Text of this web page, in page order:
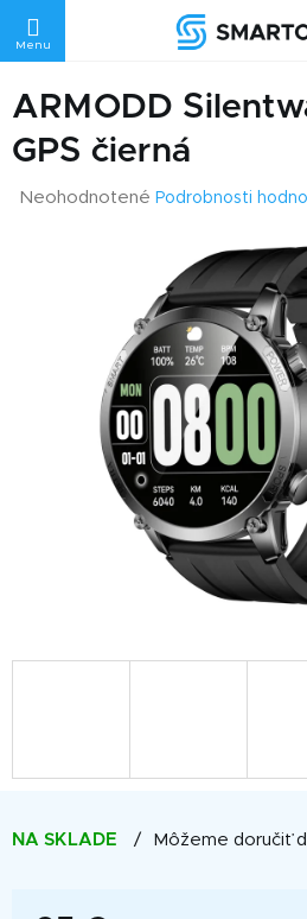
ARMODD
GPS čierná
Priemerné
Neohodnotené Podrobnosti
NA SKLADE Môžeme doručiť